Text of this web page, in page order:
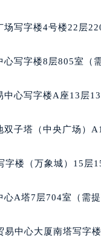
路33号亨特国际金融
39号勒泰中心写字楼
号海口华润大厦B座
号腾达中心东1幢
津西路16号兰州中心
会战大街格拉苏蒂售
央街格拉苏蒂售后服
写字楼4号楼22层
写字楼8层805室（
心写字楼A座13层
子塔（中央广场）
楼（万象城）15层
A塔7层704室（需提
中心大厦南塔写字